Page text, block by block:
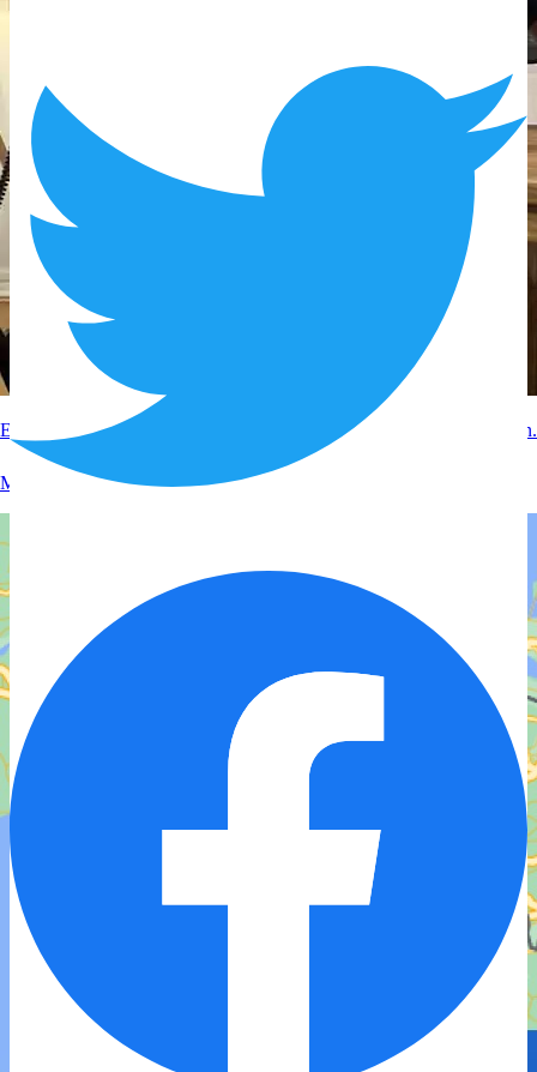
Experteninterview mit RTL zum Thema Google Bewertungen löschen.
Mehr